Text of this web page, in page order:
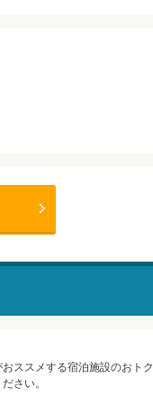
ススメする宿泊施設のおトク
さい。